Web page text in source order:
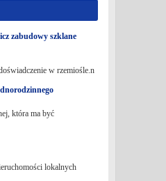
zabudowy szklane
w rzemiośle.n
która ma być
lokalnych